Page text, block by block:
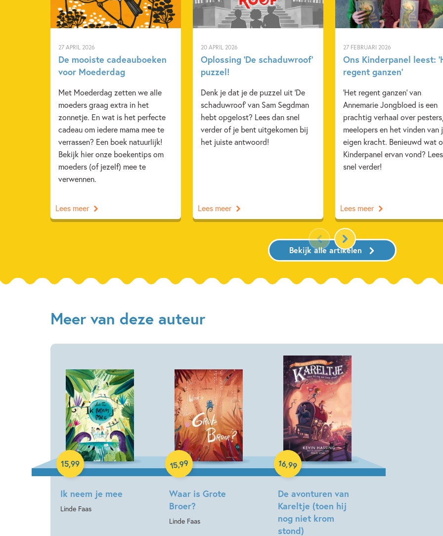
27 APRIL 2026
De mooiste cadeauboeken
voor Moederdag
Met Moederdag zetten we alle
moeders graag extra in het
zonnetje. En wat is het perfecte
cadeau om iedere mama mee te
verrassen? Een boek natuurlijk!
Bekijk hier onze boekentips om
moeders (of jezelf) mee te
verwennen.
Lees meer
20 APRIL 2026
Oplossing ‘De schaduwroof’
puzzel!
Denk je dat je de puzzel uit 'De
schaduwroof' van Sam Segdman
hebt opgelost? Lees dan snel
verder of je bent uitgekomen bij
het juiste antwoord!
Lees meer
27 FEBRUARI 2026
Ons Kinderpanel leest:
regent ganzen’
'Het regent ganzen' van
Annemarie Jongbloed is een
prachtig verhaal over
meelopers en het vinden van
eigen kracht. Benieuwd wat
Kinderpanel ervan vond? Lees
snel verder!
Lees meer
Bekijk alle artikelen
Meer van deze auteur
Ik neem je mee
Linde Faas
15,99
Hardcover
Waar is Grote
Broer?
Linde Faas
15,99
Hardcover
De avonturen van
Kareltje (toen hij
nog niet krom
stond)
16,99
Hardcover